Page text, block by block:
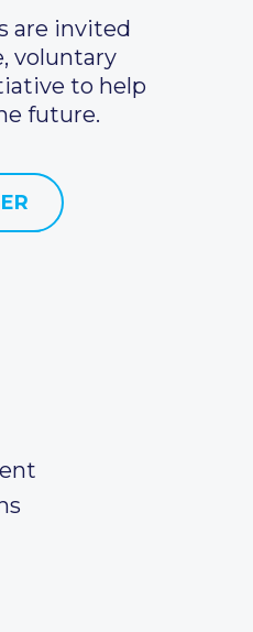
are invited
voluntary
to help
future.